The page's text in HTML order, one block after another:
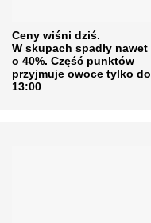
Ceny wiśni dziś.
W skupach spadły nawet
o 40%. Część punktów
przyjmuje owoce tylko do
13:00